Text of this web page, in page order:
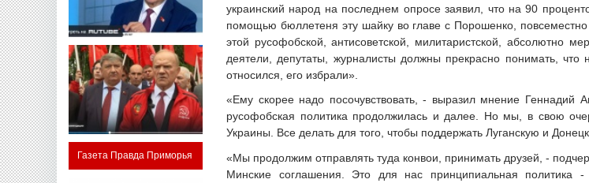
Газета Правда Приморья
украинский народ на последнем опросе заявил, что на 90
помощью бюллетеня эту шайку во главе с Порошенко,
этой русофобской, антисоветской, милитаристской, абсолютно
деятели, депутаты, журналисты должны прекрасно понимать,
относился, его избрали».
«Ему скорее надо посочувствовать, - выразил мнение Геннадий
русофобская политика продолжилась и далее. Но мы, в свою
Украины. Все делать для того, чтобы поддержать Луганскую и
«Мы продолжим отправлять туда конвои, принимать друзей, -
Минские соглашения. Это для нас принципиальная